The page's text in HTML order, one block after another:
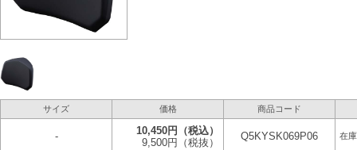
サイズ 価格 商品コード
- 10,450円
（税込）
9,500円
（税抜）
Q5KYSK069P06 在